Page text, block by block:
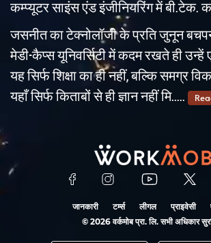
कम्प्यूटर साइंस एंड इंजीनियरिंग में बी.टेक.
जसनीत का टेक्नोलॉजी के प्रति जुनून
मेडी-कैप्स यूनिवर्सिटी में कदम रखते ही
यह सिर्फ शिक्षा का ही नहीं, बल्कि समग्र
यहाँ सिर्फ किताबों से ही ज्ञान नहीं मि.....
© 2026 वर्कमोब प्रा. लि. सभी अधिकार
जानकारी टर्म्स लीगल प्राइवेसी